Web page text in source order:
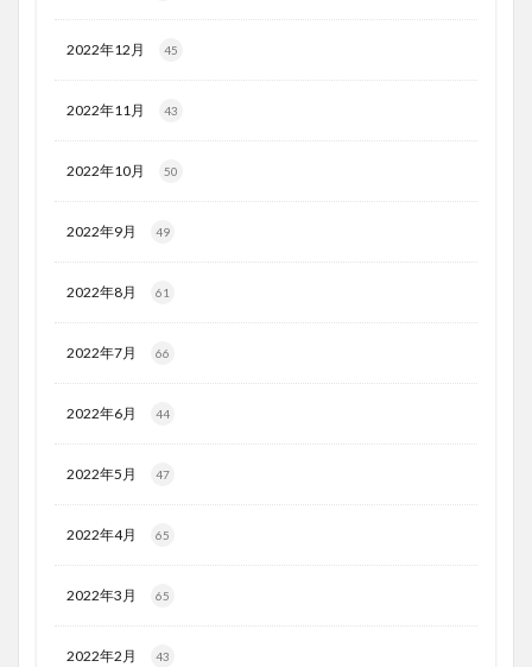
2022年12月 45
2022年11月 43
2022年10月 50
2022年9月 49
2022年8月 61
2022年7月 66
2022年6月 44
2022年5月 47
2022年4月 65
2022年3月 65
2022年2月 43